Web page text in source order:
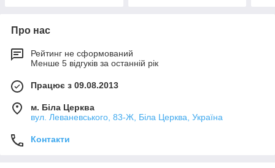
Про нас
Рейтинг не сформований
Менше 5 відгуків за останній рік
Працює з 09.08.2013
м. Біла Церква
вул. Леваневського, 83-Ж, Біла Церква, Україна
Контакти